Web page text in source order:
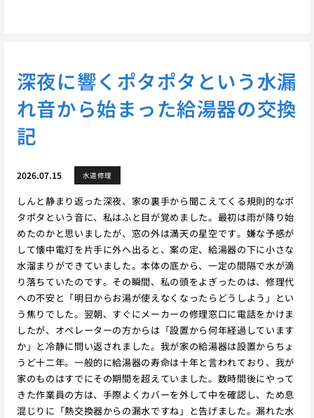
深夜に響くポタポタという水漏
れ音から始まった給湯器の交換
記
2026.07.15 水道修理
しんと静まり返った深夜、家の裏手から聞こえてくる規則的なポ
タポタという音に、私はふと目が覚めました。最初は雨が降り始
めたのかと思いましたが、窓の外は満天の星空です。嫌な予感が
して懐中電灯を片手に外へ出ると、案の定、給湯器の下に小さな
水溜まりができていました。本体の底から、一定の間隔で水が滴
り落ちていたのです。その瞬間、私の頭をよぎったのは、修理代
への不安と「明日からお湯が使えなくなったらどうしよう」とい
う焦りでした。翌朝、すぐにメーカーの修理窓口に電話をかけま
したが、オペレーターの方からは「設置から何年経過しています
か」と冷静に問い返されました。我が家の給湯器は設置からちょ
うど十二年。一般的に給湯器の寿命は十年と言われており、我が
家のものはすでにその期間を超えていました。数時間後にやって
きた作業員の方は、手際よくカバーを外して中を確認し、ため息
混じりに「熱交換器からの漏水ですね」と告げました。漏れた水